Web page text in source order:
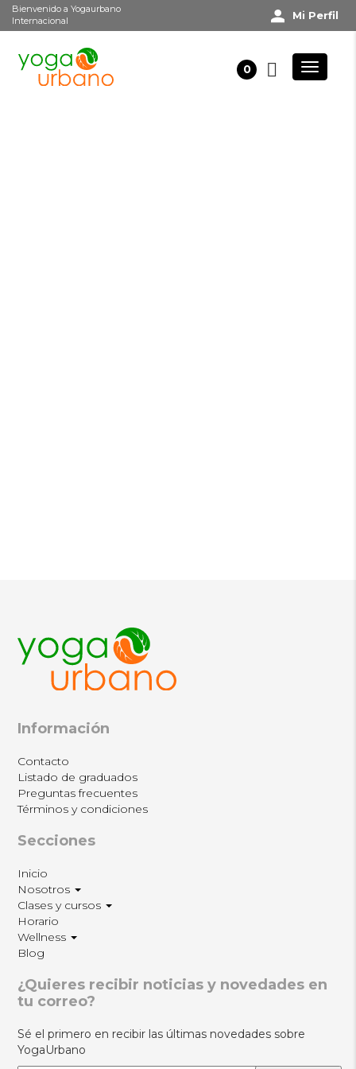
Bienvenido a Yogaurbano
Internacional
Mi Perfil
0
Información
Contacto
Listado de graduados
Preguntas frecuentes
Términos y condiciones
Secciones
Inicio
Nosotros
Clases y cursos
Horario
Wellness
Blog
¿Quieres recibir noticias y novedades en
tu correo?
Sé el primero en recibir las últimas novedades sobre
YogaUrbano